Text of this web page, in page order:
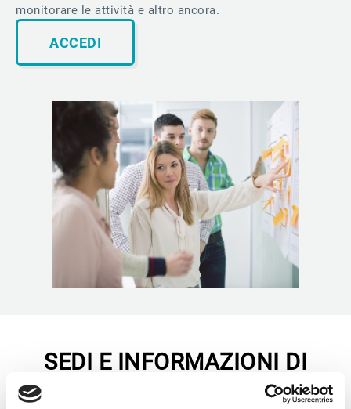
monitorare le attività e altro ancora.
ACCEDI
SEDI E INFORMAZIONI DI